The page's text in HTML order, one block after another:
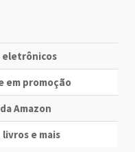
eletrônicos
em promoção
Amazon
e mais